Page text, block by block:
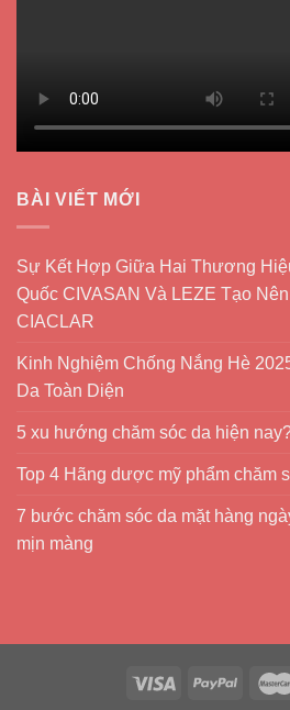
BÀI VIẾT MỚI
Sự Kết Hợp Giữa Hai Thương
Quốc CIVASAN Và LEZE Tạo
CIACLAR
Kinh Nghiệm Chống Nắng Hè
Da Toàn Diện
5 xu hướng chăm sóc da hiện
Top 4 Hãng dược mỹ phẩm chăm
7 bước chăm sóc da mặt hàng
mịn màng